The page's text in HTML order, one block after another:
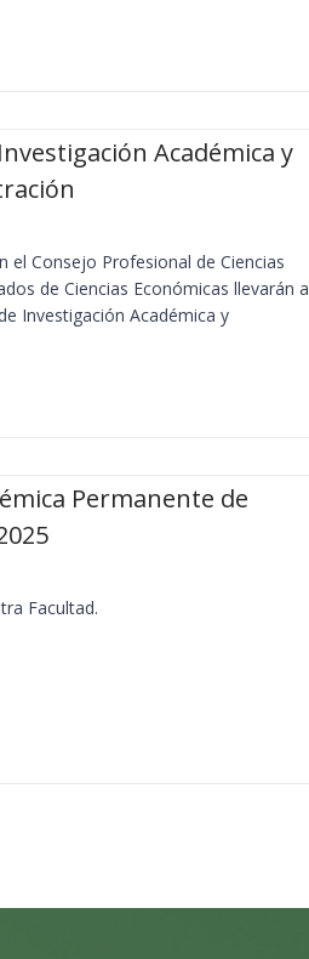
Académica y
Consejo Profesional de Ciencias
de Ciencias Económicas llevarán a
Investigación Académica y
Permanente de
Facultad.